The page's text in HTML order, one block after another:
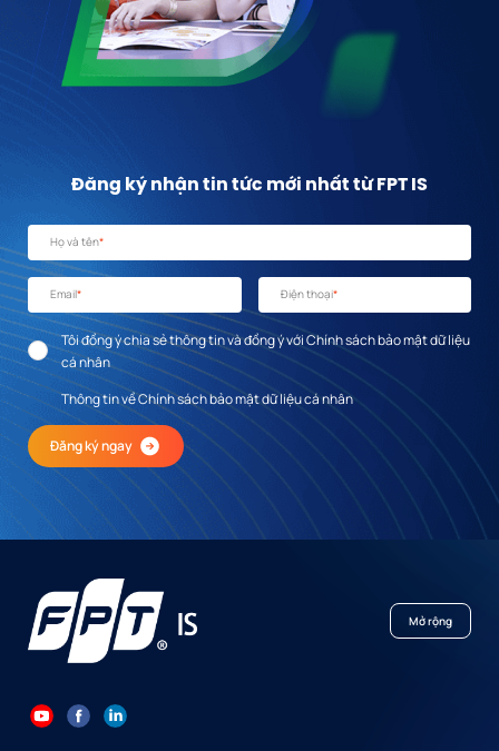
Đăng ký nhận tin tức mới nhất từ FPT IS
Họ và tên*
Email* Điện thoại*
Tôi đồng ý chia sẻ thông tin và đồng ý với Chính sách bảo mật dữ liệu
cá nhân
Thông tin về Chính sách bảo mật dữ liệu cá nhân
Đăng ký ngay
Mở rộng